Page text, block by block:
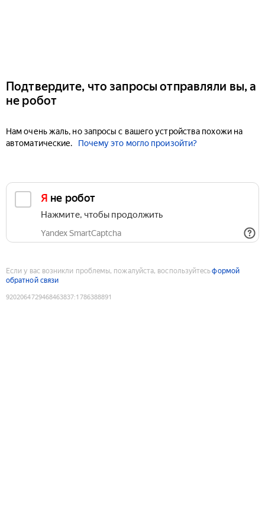
Подтвердите, что запросы отправляли вы, а
не робот
Нам очень жаль, но запросы с вашего устройства похожи на
автоматические.
Почему это могло произойти?
Я не робот
Нажмите, чтобы продолжить
Yandex SmartCaptcha
Если у вас возникли проблемы, пожалуйста, воспользуйтесьформой
обратной связи
9202064729468463837:1786388891